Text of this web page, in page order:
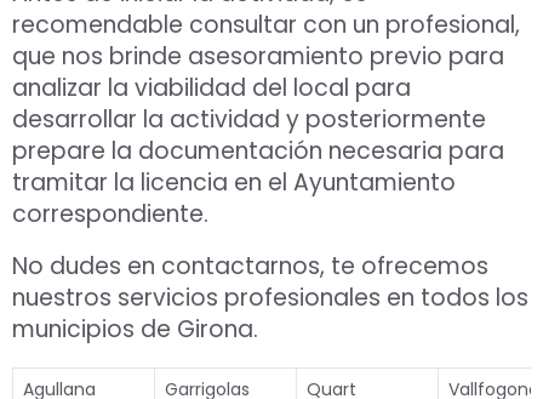
recomendable consultar con un profesional,
que nos brinde asesoramiento previo para
analizar la viabilidad del local para
desarrollar la actividad y posteriormente
prepare la documentación necesaria para
tramitar la licencia en el Ayuntamiento
correspondiente.
No dudes en contactarnos, te ofrecemos
nuestros servicios profesionales en todos los
municipios de Girona.
Agullana Garrigolas Quart
Vallfogona